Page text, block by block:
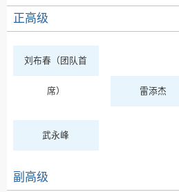
正高级
刘布春（团队首
席） 雷添杰
武永峰
副高级